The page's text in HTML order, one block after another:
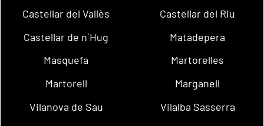
Castellar del Vallès
Castellar del Riu
Castellar de n´Hug
Matadepera
Masquefa
Martorelles
Martorell
Marganell
Vilanova de Sau
Vilalba Sasserra